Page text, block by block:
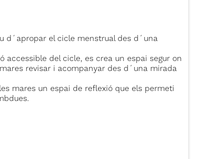
d´apropar el cicle menstrual des d´una
del cicle, es crea un espai segur on
revisar i acompanyar des d´una mirada
mares un espai de reflexió que els permeti